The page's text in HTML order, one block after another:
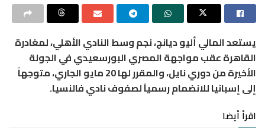
يستعد المالي أليو ديانج، نجم وسط النادي الأهلي، لمغادرة
القاهرة عقب مواجهة المصري البورسعيدي في الجولة
الأخيرة من دوري نايل، والمقرر لها 20 مايو الجاري، متوجهاً
إلى إسبانيا للانضمام رسمياً لصفوف نادي فالنسيا.
اقرأ أيضا